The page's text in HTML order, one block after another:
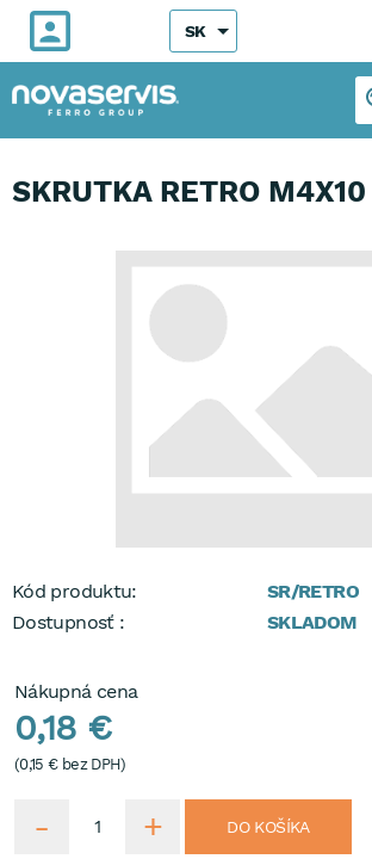
SK
SKRUTKA RETRO M4X10
Kód produktu:
SR/RETRO
Dostupnosť :
SKLADOM
Nákupná cena
0,18 €
(0,15 €bez DPH)
DO KOŠÍKA